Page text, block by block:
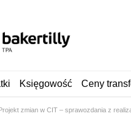
Księgowość Ceny
zmian w CIT – sprawozdania z